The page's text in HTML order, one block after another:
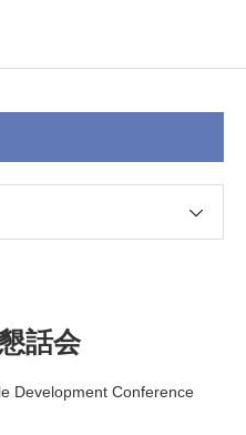
話会
Development Conference